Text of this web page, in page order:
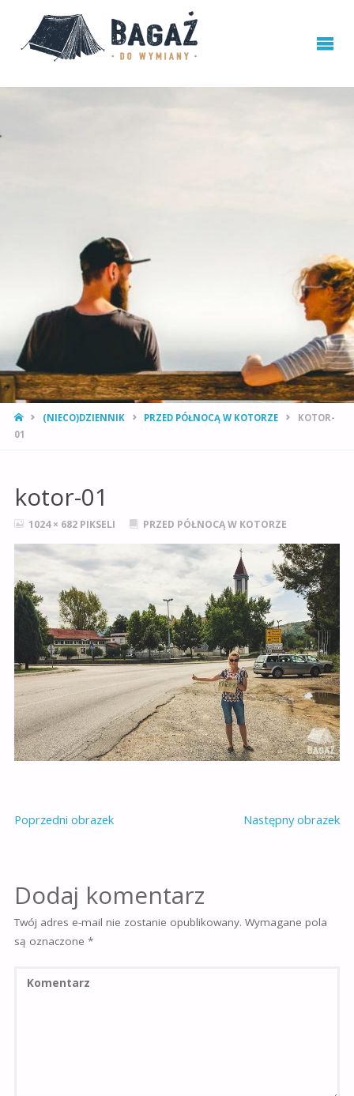
STRONA
(NIECO)DZIENNIK PRZED PÓŁNOCĄ W KOTORZE
KOTOR-
01
kotor-01
PEŁNY
ROZMIAR
1024 × 682 PIKSELI PRZED PÓŁNOCĄ W KOTORZE
Poprzedni obrazek Następny obrazek
Dodaj komentarz
Twój adres e-mail nie zostanie opublikowany. Wymagane pola
są oznaczone *